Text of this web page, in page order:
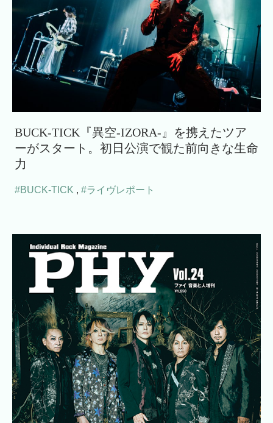
BUCK-TICK『異空-IZORA-』を携えたツア
ーがスタート。初日公演で観た前向きな生命
力
#BUCK-TICK , #ライヴレポート